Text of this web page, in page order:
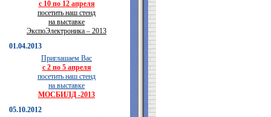
с 10 по 12 апреля
посетить наш стенд
на выставке
ЭкспоЭлектроника – 2013
01.04.2013
Приглашаем Вас
с 2 по 5 апреля
посетить наш стенд
на выставке
МОСБИЛД -2013
05.10.2012